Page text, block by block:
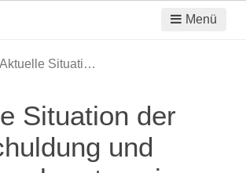
Menü
Aktuelle Situation der Überschuldung und Schuldnerberatung in Deutschland – Handlungsbedarf für Politik und Verwaltung zur Sicherung des Beratungsangebotes
Situation der
und